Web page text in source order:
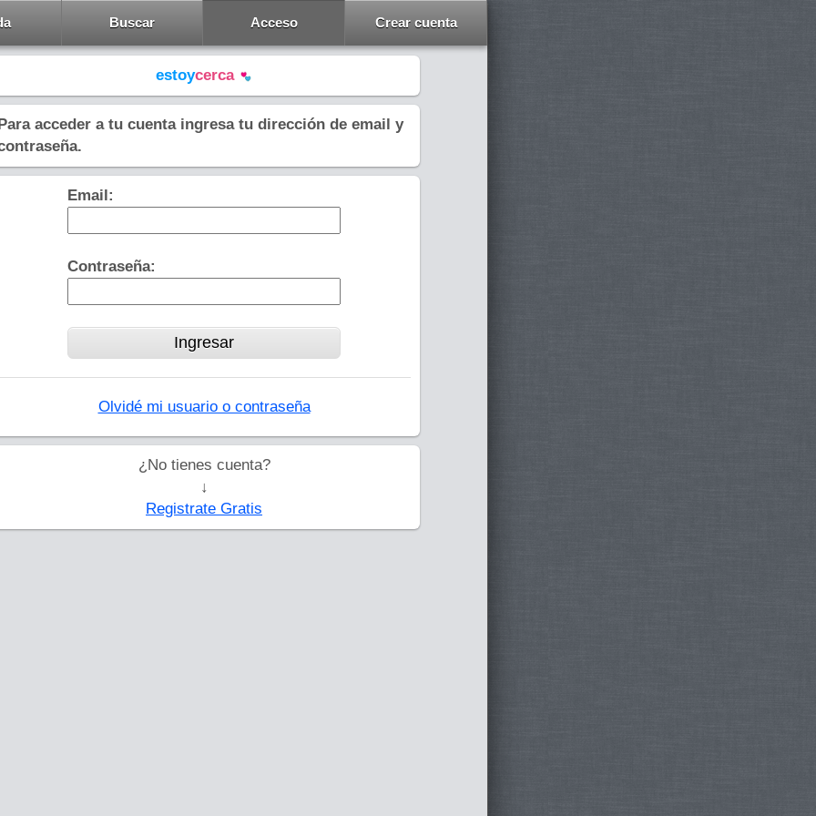
Buscar Acceso Crear cuenta
estoycerca
acceder a tu cuenta ingresa tu dirección de email y
Email:
Contraseña:
Olvidé mi usuario o contraseña
¿No tienes cuenta?
↓
Registrate Gratis